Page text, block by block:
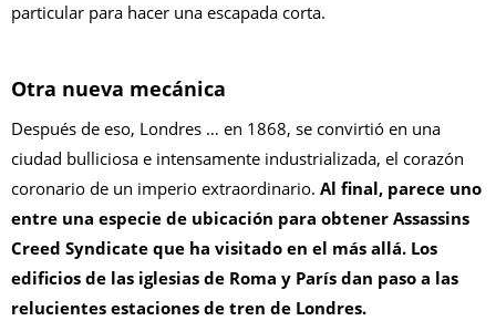
particular para hacer una escapada corta.
Otra nueva mecánica
Después de eso, Londres … en 1868, se convirtió en una
ciudad bulliciosa e intensamente industrializada, el corazón
coronario de un imperio extraordinario. Al final, parece uno
entre una especie de ubicación para obtener Assassins
Creed Syndicate que ha visitado en el más allá. Los
edificios de las iglesias de Roma y París dan paso a las
relucientes estaciones de tren de Londres.